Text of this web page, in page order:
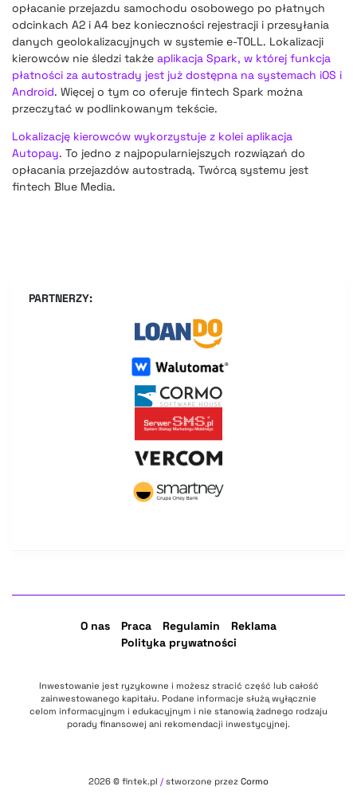
opłacanie przejazdu samochodu osobowego po płatnych
odcinkach A2 i A4 bez konieczności rejestracji i przesyłania
danych geolokalizacyjnych w systemie e-TOLL. Lokalizacji
kierowców nie śledzi także aplikacja Spark, w której funkcja
płatności za autostrady jest już dostępna na systemach iOS i
Android. Więcej o tym co oferuje fintech Spark można
przeczytać w podlinkowanym tekście.
Lokalizację kierowców wykorzystuje z kolei aplikacja
Autopay. To jedno z najpopularniejszych rozwiązań do
opłacania przejazdów autostradą. Twórcą systemu jest
fintech Blue Media.
PARTNERZY:
O nas Praca Regulamin
Reklama
Polityka prywatności
Inwestowanie jest ryzykowne i możesz stracić część lub całość
zainwestowanego kapitału. Podane informacje służą wyłącznie
celom informacyjnym i edukacyjnym i nie stanowią żadnego rodzaju
porady finansowej ani rekomendacji inwestycyjnej.
2026 © fintek.pl / stworzone przez Cormo